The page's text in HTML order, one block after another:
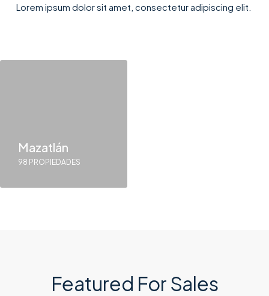
Lorem ipsum dolor sit amet, consectetur adipiscing elit. ​
Mazatlán
98 PROPIEDADES
Featured For Sales